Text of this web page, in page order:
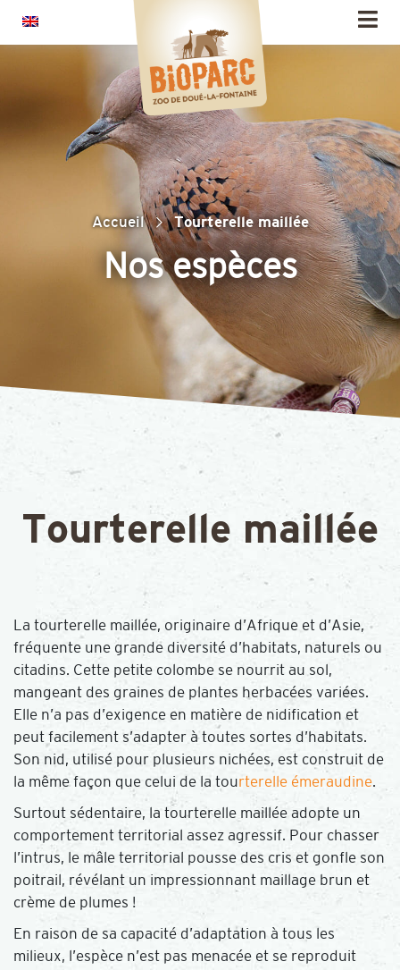
Accueil Tourterelle maillée
Nos espèces
Tourterelle maillée
La tourterelle maillée, originaire d’Afrique et d’Asie,
fréquente une grande diversité d’habitats, naturels ou
citadins. Cette petite colombe se nourrit au sol,
mangeant des graines de plantes herbacées variées.
Elle n’a pas d’exigence en matière de nidification et
peut facilement s’adapter à toutes sortes d’habitats.
Son nid, utilisé pour plusieurs nichées, est construit de
la même façon que celui de la tourterelle émeraudine.
Surtout sédentaire, la tourterelle maillée adopte un
comportement territorial assez agressif. Pour chasser
l’intrus, le mâle territorial pousse des cris et gonfle son
poitrail, révélant un impressionnant maillage brun et
crème de plumes !
En raison de sa capacité d’adaptation à tous les
milieux, l’espèce n’est pas menacée et se reproduit
Panneau de gestion des cookies